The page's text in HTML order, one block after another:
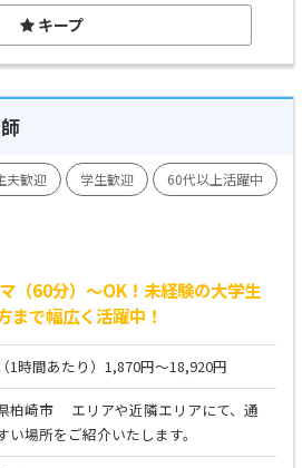
キープ
夫歓迎 学生歓迎
60代以上活躍中
（60分）～OK！未経験の大学生
まで幅広く活躍中！
1時間あたり）1,870円～18,920円
柏崎市 エリアや近隣エリアにて、通
い場所をご紹介いたします。